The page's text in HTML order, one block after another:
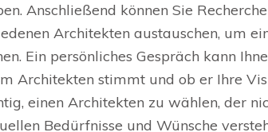
Anschließend können Sie
Architekten austauschen, um
Ein persönliches Gespräch kann
Architekten stimmt und ob er Ihre
einen Architekten zu wählen, der
Bedürfnisse und Wünsche